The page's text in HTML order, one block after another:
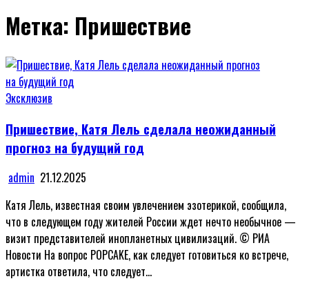
Метка: Пришествие
Posted
Эксклюзив
Пришествие, Катя Лель сделала неожиданный
прогноз на будущий год
admin 21.12.2025
Катя Лель, известная своим увлечением эзотерикой, сообщила,
что в следующем году жителей России ждет нечто необычное —
визит представителей инопланетных цивилизаций. © РИА
Новости На вопрос POPCAKE, как следует готовиться ко встрече,
артистка ответила, что следует…